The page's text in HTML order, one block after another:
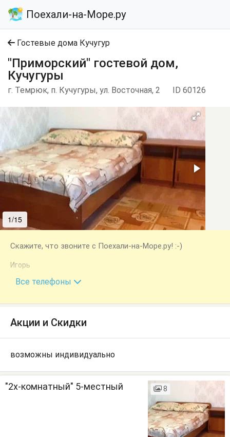
Поехали-на-Море.ру
Гостевые дома Кучугур
"Приморский" гостевой дом,
Кучугуры
г. Темрюк, п. Кучугуры, ул. Восточная, 2 ID 60126
1/15
Скажите, что звоните с Поехали-на-Море.ру! :-)
Игорь
+7 (960) 485-78-42
Все телефоны
Акции и Скидки
возможны индивидуально
"2х-комнатный" 5-местный 8